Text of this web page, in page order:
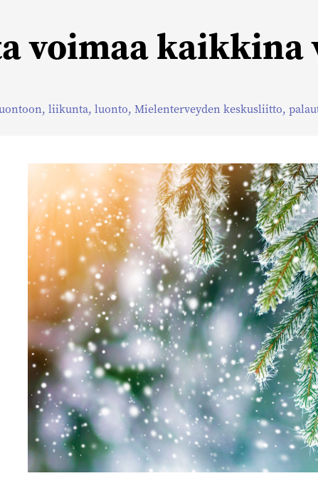
voimaa
, liikunta, luonto, Mielenterveyden keskusliitto,